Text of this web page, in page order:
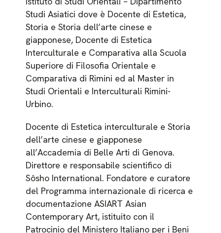
Studi Asiatici dove è Docente di Estetica,
Storia e Storia dell’arte cinese e
giapponese, Docente di Estetica
Interculturale e Comparativa alla Scuola
Superiore di Filosofia Orientale e
Comparativa di Rimini ed al Master in
Studi Orientali e Interculturali Rimini-
Urbino.
Docente di Estetica interculturale e Storia
dell’arte cinese e giapponese
all’Accademia di Belle Arti di Genova.
Direttore e responsabile scientifico di
Sôsho International. Fondatore e curatore
del Programma internazionale di ricerca e
documentazione ASIART Asian
Contemporary Art, istituito con il
Patrocinio del Ministero Italiano per i Beni